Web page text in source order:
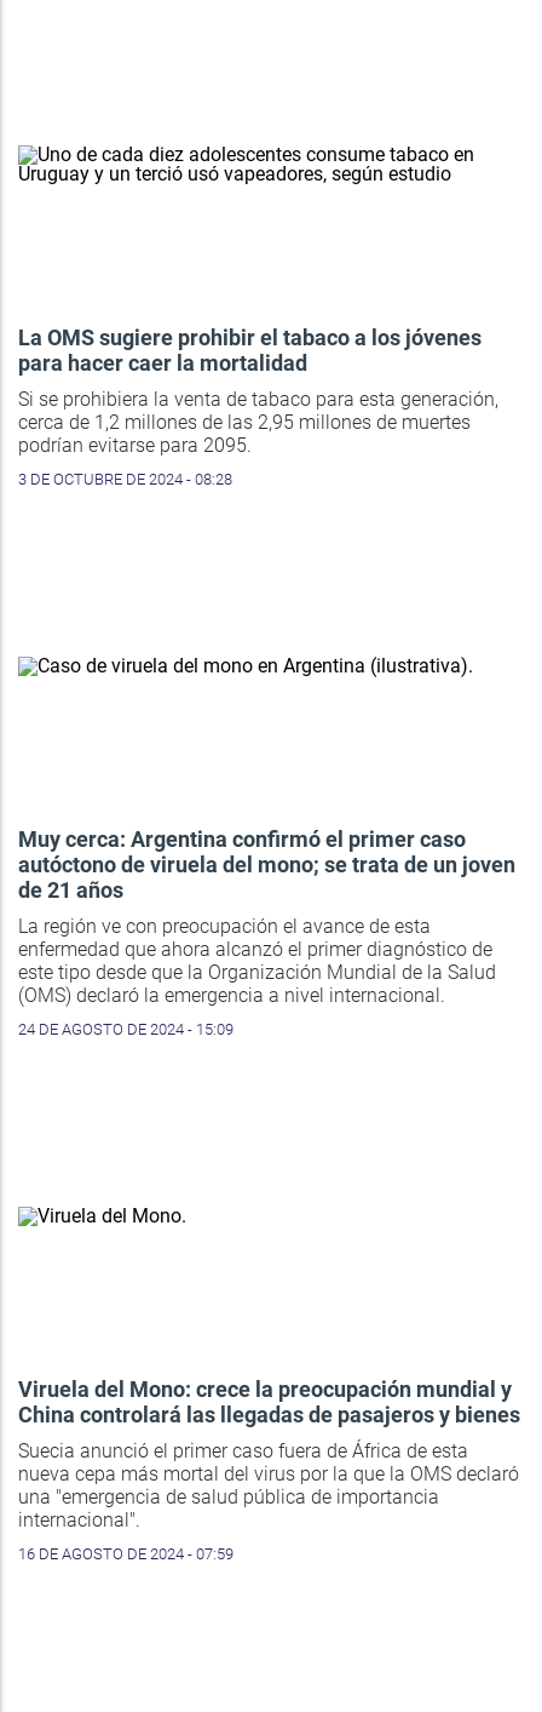
La OMS sugiere prohibir el tabaco a los jóvenes
para hacer caer la mortalidad
Si se prohibiera la venta de tabaco para esta generación,
cerca de 1,2 millones de las 2,95 millones de muertes
podrían evitarse para 2095.
3 DE OCTUBRE DE 2024 - 08:28
Muy cerca: Argentina confirmó el primer caso
autóctono de viruela del mono; se trata de un joven
de 21 años
La región ve con preocupación el avance de esta
enfermedad que ahora alcanzó el primer diagnóstico de
este tipo desde que la Organización Mundial de la Salud
(OMS) declaró la emergencia a nivel internacional.
24 DE AGOSTO DE 2024 - 15:09
Viruela del Mono: crece la preocupación mundial y
China controlará las llegadas de pasajeros y bienes
Suecia anunció el primer caso fuera de África de esta
nueva cepa más mortal del virus por la que la OMS declaró
una "emergencia de salud pública de importancia
internacional".
16 DE AGOSTO DE 2024 - 07:59